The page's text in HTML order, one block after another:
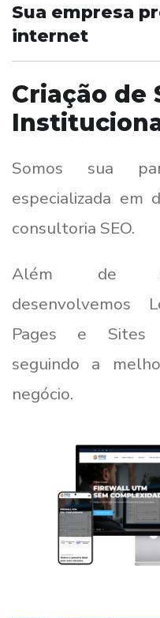
Sua empresa
internet
Criação de
Somos sua
especializada em
consultoria SEO.
Além de
desenvolvemos
Pages e Sites
seguindo a
negócio.